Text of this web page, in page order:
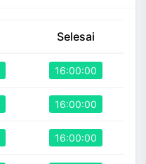
Selesai
16:00:00
16:00:00
16:00:00